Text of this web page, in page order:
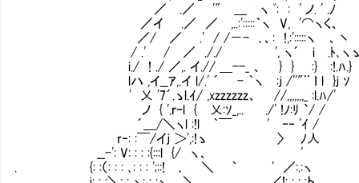
／ .／ '" ＿ ヽ ﾞ: : ' ノ. ' .ﾉ
／イ .／ ／ ,..:':::::｀ヽ V, '⌒ヽく、
／/ ／ .' / /－- ､、: !,:':::::ヽ 、丶
/ .' / ／ ././ ', ヽ´ i .ﾄ､ヽ
i./ ! ./ ／,. イ.// ＿--_ 、 } } :} :!.ﾊ
lハ ,イ__ｱ,.イ l/.' ´ - ｀ヽ :ｊ /''"¨ ｌ l }ｊ ｿ
' 乂 '7´.ゝl.ｲ/ ,xzzzzzz、 //,,,,,,,_
ノ { '.ｒｰl { 乂:ｿ
´＿/＼ヽl :!l ｀￣ ' ｰ‐ 'ｲ / ─ ヘ
r‐: :￣/イｊ ＞
__-': V: : : :{:::l {/ ヽ、 '
. {: :（: : : ､: : : ';::! ､ ＼ ｀ ' ／:.:ヽ